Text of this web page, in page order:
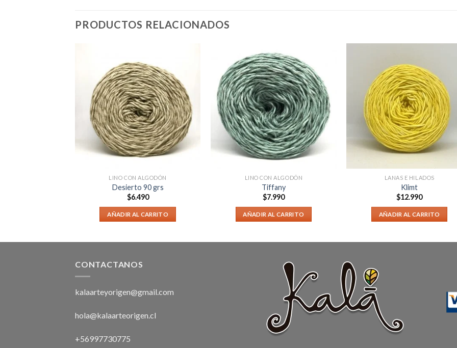
PRODUCTOS RELACIONADOS
LINO CON ALGODÓN
Desierto 90 grs
$6.490
AÑADIR AL CARRITO
LINO CON ALGODÓN
Tiffany
$7.990
AÑADIR AL CARRITO
LANAS E HILADOS
Klimt
$12.990
AÑADIR AL CARRITO
CONTACTANOS
kalaarteyorigen@gmail.com
hola@kalaarteorigen.cl
+56997730775